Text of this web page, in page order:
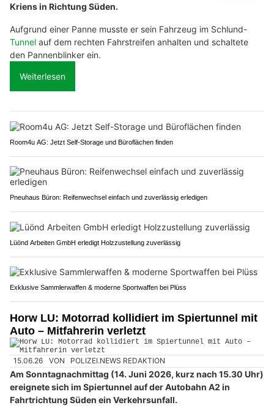
Kriens in Richtung Süden.
Aufgrund einer Panne musste er sein Fahrzeug im Schlund-
Tunnel auf dem rechten Fahrstreifen anhalten und schaltete
den Pannenblinker ein.
Weiterlesen
Room4u AG: Jetzt Self-Storage und Büroflächen finden
Pneuhaus Büron: Reifenwechsel einfach und zuverlässig erledigen
Lüönd Arbeiten GmbH erledigt Holzzustellung zuverlässig
Exklusive Sammlerwaffen & moderne Sportwaffen bei Plüss
Horw LU: Motorrad kollidiert im Spiertunnel mit
Auto – Mitfahrerin verletzt
15.06.26 VON POLIZEI.NEWS REDAKTION
Am Sonntagnachmittag (14. Juni 2026, kurz nach 15.30 Uhr)
ereignete sich im Spiertunnel auf der Autobahn A2 in
Fahrtrichtung Süden ein Verkehrsunfall.